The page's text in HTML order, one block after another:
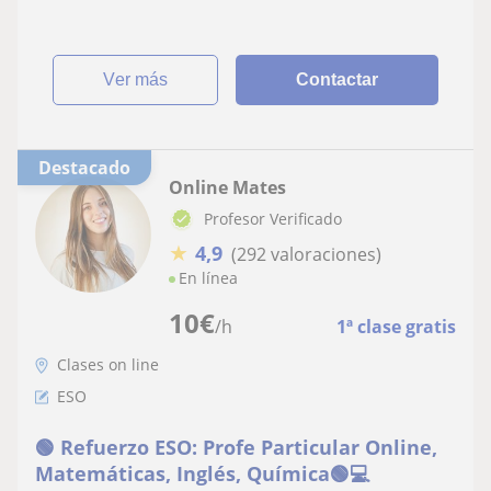
ver más Contactar
Destacado
10€/h 1ª clase gratis
Online Mates
Profesor Verificado
★ 4,9 (292 valoraciones)
En línea
Clases on line
ESO
🟢 Refuerzo ESO: Profe Particular Online,
Matemáticas, Inglés, Química🟢💻